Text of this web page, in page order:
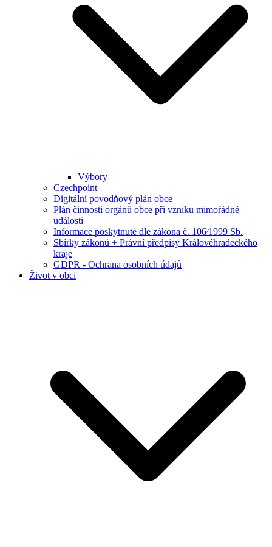
Výbory
Czechpoint
Digitální povodňový plán obce
Plán činnosti orgánů obce při vzniku mimořádné
události
Informace poskytnuté dle zákona č. 106⁄1999 Sb.
Sbírky zákonů + Právní předpisy Královéhradeckého
kraje
GDPR - Ochrana osobních údajů
Život v obci